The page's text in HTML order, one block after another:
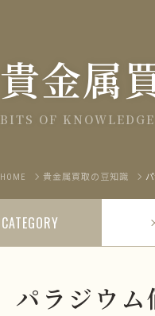
貴金属
BITS OF KNOWLEDGE
HOME 貴金属買取の豆知識
CATEGORY
パラジウム